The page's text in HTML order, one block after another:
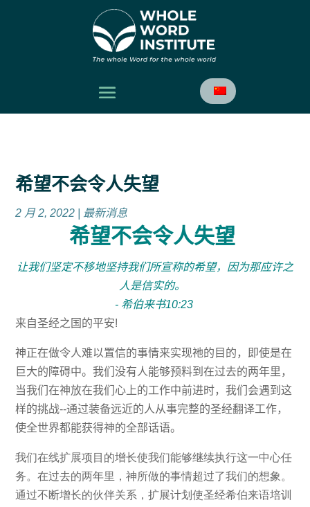
希望不会令人失望
2 月 2, 2022 最新消息
希望不会令人失望
让我们坚定不移地坚持我们所宣称的希望，因为那应许之
人是信实的。
- 希伯来书10:23
来自圣经之国的平安!
神正在做令人难以置信的事情来实现祂的目的，即使是在
巨大的障碍中。我们没有人能够预料到在过去的两年里，
当我们在神放在我们心上的工作中前进时，我们会遇到这
样的挑战--通过装备远近的人从事完整的圣经翻译工作，
使全世界都能获得神的全部话语。
我们在线扩展项目的增长使我们能够继续执行这一中心任
务。在过去的两年里，神所做的事情超过了我们的想象。
通过不断增长的伙伴关系，扩展计划使圣经希伯来语培训